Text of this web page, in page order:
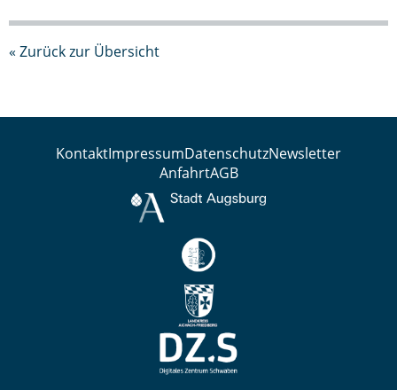
« Zurück zur Übersicht
KontaktImpressumDatenschutzNewsletter
AnfahrtAGB